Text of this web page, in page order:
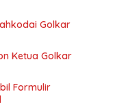
Golkar
Ketua Golkar
Formulir